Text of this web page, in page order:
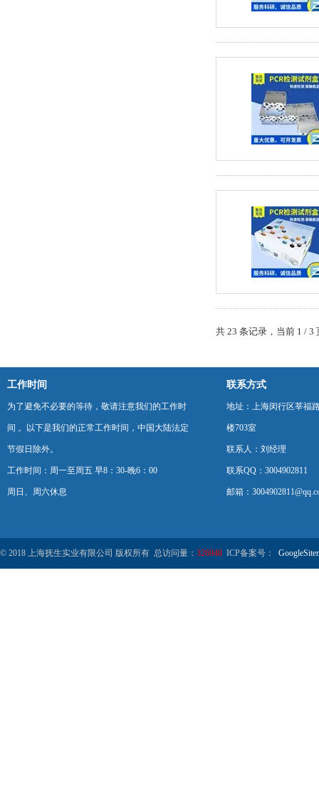
共 23 条记录，当前 1 /
工作时间
为了避免不必要的等待，敬请注意我们的工作时
间 。以下是我们的正常工作时间，中国大陆法定
节假日除外。
工作时间：周一至周五 早8：30-晚6：00
周日、周六休息
联系方式
地址：上海闵行区莘福
楼703室
联系人：刘经理
联系QQ：3004902811
邮箱：
© 2018 上海抚生实业有限公司 版权所有 总访问量： 326948 ICP备案号：